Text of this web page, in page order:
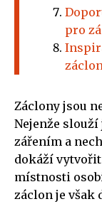
pro
Záclony jsou
Nejenže
zářením a
dokáží
místnosti
záclon je